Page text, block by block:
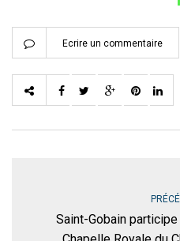
Ecrire un commentaire
Saint-Gobain